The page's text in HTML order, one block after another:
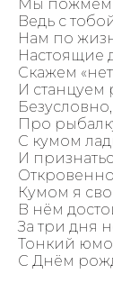
Мы пожмём
Ведь с
Нам по
Настоящие
Скажем
И станцуем
Про
C кумом
И
Кумом я
В нём
За три дня
Тонкий
С Днём